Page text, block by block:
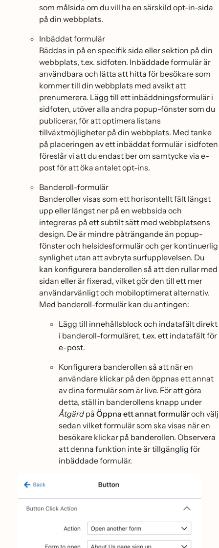
som målsida om du vill ha en särskild opt-in-sida
på din webbplats.
Inbäddat formulär
Bäddas in på en specifik sida eller sektion på din
webbplats, t.ex. sidfoten. Inbäddade formulär är
användbara och lätta att hitta för besökare som
kommer till din webbplats med avsikt att
prenumerera. Lägg till ett inbäddningsformulär i
sidfoten, utöver alla andra popup-fönster som du
publicerar, för att optimera listans
tillväxtmöjligheter på din webbplats. Med tanke
på placeringen av ett inbäddat formulär i sidfoten
föreslår vi att du endast ber om samtycke via e-
post för att öka antalet opt-ins.
Banderoll-formulär
Banderoller visas som ett horisontellt fält längst
upp eller längst ner på en webbsida och
integreras på ett subtilt sätt med webbplatsens
design. De är mindre påträngande än popup-
fönster och helsidesformulär och ger kontinuerlig
synlighet utan att avbryta surfupplevelsen. Du
kan konfigurera banderollen så att den rullar med
sidan eller är fixerad, vilket gör den till ett mer
användarvänligt och mobiloptimerat alternativ.
Med banderoll-formulär kan du antingen:
Lägg till innehållsblock och indatafält direkt
i banderoll-formuläret, t.ex. ett indatafält för
e-post.
Konfigurera banderollen så att när en
användare klickar på den öppnas ett annat
av dina formulär som är live. För att göra
detta, ställ in banderollens knapp under
Åtgärd på Öppna ett annat formuläroch välj
sedan vilket formulär som ska visas när en
besökare klickar på banderollen. Observera
att denna funktion inte är tillgänglig för
inbäddade formulär.